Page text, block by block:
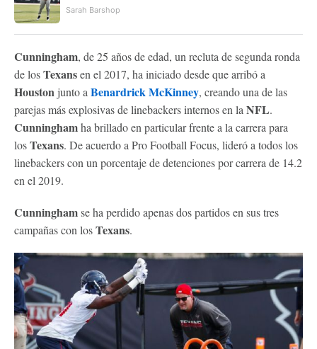
Sarah Barshop
Cunningham, de 25 años de edad, un recluta de segunda ronda
de losTexansen el 2017, ha iniciado desde que arribó a
Houston junto a Benardrick McKinney, creando una de las
parejas más explosivas de linebackers internos en la NFL.
Cunninghamha brillado en particular frente a la carrera para
losTexans. De acuerdo a Pro Football Focus, lideró a todos los
linebackers con un porcentaje de detenciones por carrera de 14.2
en el 2019.
Cunninghamse ha perdido apenas dos partidos en sus tres
campañas con losTexans.